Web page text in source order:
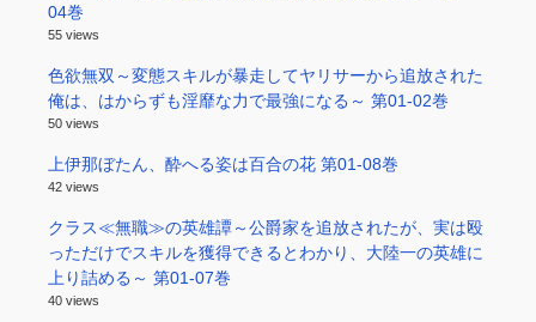
04巻
55 views
色欲無双～変態スキルが暴走してヤリサーから追放された
俺は、はからずも淫靡な力で最強になる～ 第01-02巻
50 views
上伊那ぼたん、酔へる姿は百合の花 第01-08巻
42 views
クラス≪無職≫の英雄譚～公爵家を追放されたが、実は殴
っただけでスキルを獲得できるとわかり、大陸一の英雄に
上り詰める～ 第01-07巻
40 views